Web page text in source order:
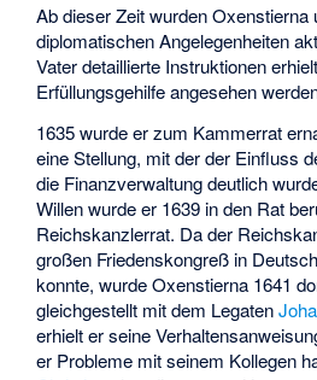
Ab dieser Zeit wurden Oxenstierna
diplomatischen Angelegenheiten
Vater detaillierte Instruktionen
Erfüllungsgehilfe angesehen
1635 wurde er zum Kammerrat
eine Stellung, mit der der Einfluss
die Finanzverwaltung deutlich
Willen wurde er 1639 in den Rat
Reichskanzlerrat. Da der
großen Friedenskongreß in
konnte, wurde Oxenstierna 1641
gleichgestellt mit dem Legaten
erhielt er seine
er Probleme mit seinem Kollegen